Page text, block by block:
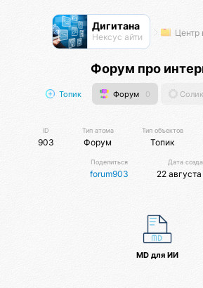
Дигитана
Нексус айти Центр
Форум про
Топик Форум 0
ID
903
Тип атома
Форум
Тип объектов
Топик
Поделиться
forum903
Дата
22
MD для ИИ